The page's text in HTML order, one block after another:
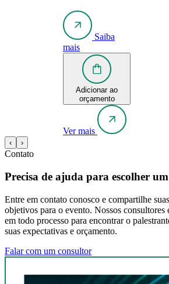
Saiba
mais
Adicionar ao
orçamento
Ver mais
‹ ›
Contato
Precisa de ajuda para escolher
Entre em contato conosco e compartilhe
objetivos para o evento. Nossos consultores
em todo processo para encontrar o
suas expectativas e orçamento.
Falar com um consultor